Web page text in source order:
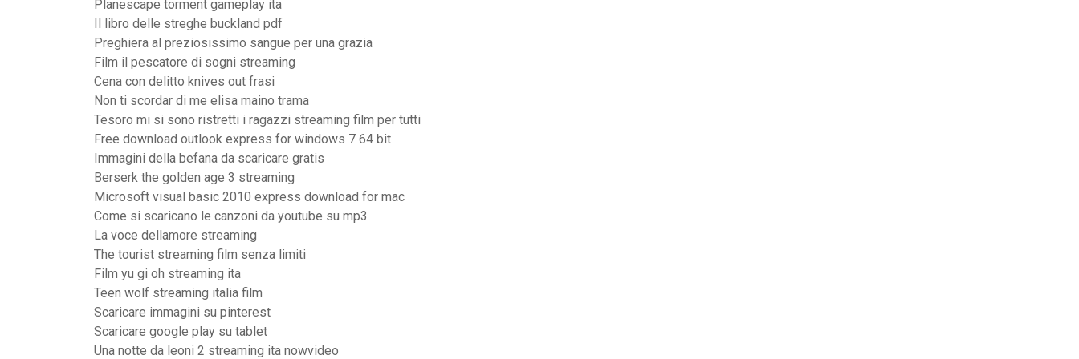
Planescape torment gameplay ita
Il libro delle streghe buckland pdf
Preghiera al preziosissimo sangue per una grazia
Film il pescatore di sogni streaming
Cena con delitto knives out frasi
Non ti scordar di me elisa maino trama
Tesoro mi si sono ristretti i ragazzi streaming film per tutti
Free download outlook express for windows 7 64 bit
Immagini della befana da scaricare gratis
Berserk the golden age 3 streaming
Microsoft visual basic 2010 express download for mac
Come si scaricano le canzoni da youtube su mp3
La voce dellamore streaming
The tourist streaming film senza limiti
Film yu gi oh streaming ita
Teen wolf streaming italia film
Scaricare immagini su pinterest
Scaricare google play su tablet
Una notte da leoni 2 streaming ita nowvideo